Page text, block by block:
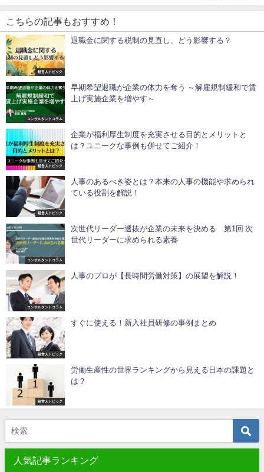
こちらの記事もおすすめ！
経営人トピック
退職金に関する税制の見直し、どう影響する？
コンサルタントコラム
早期希望退職が企業の体力を奪う ～解雇規制緩和で賃
上げ実施企業を増やす～
経営人トピック
企業が福利厚生制度を充実させる目的とメリットと
は？ユニークな事例も併せてご紹介！
経営人トピック
人事のあるべき姿とは？本来の人事の機能や求められ
ている役割を解説！
コンサルタントコラム
次世代リーダー選抜が企業の未来を決める 第1回 次
世代リーダーに求められる素養
コンサルタントコラム
人事のプロが【長時間労働対策】の展望を解説！
経営人トピック
すぐに使える！新入社員研修の事例まとめ
経営人トピック
労働生産性の世界ランキングから見える日本の課題と
は？
人気記事ランキング